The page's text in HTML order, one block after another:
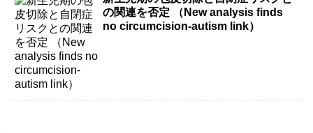
の関連を否定 （New analysis finds
no circumcision-autism link）